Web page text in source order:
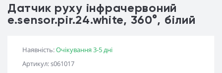
Датчик руху інфрачервоний
e.sensor.pir.24.white, 360°, білий
Наявність:Очікування 3-5 дні
Артикул: s061017